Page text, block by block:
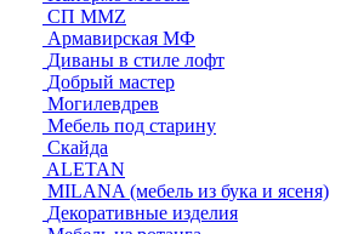
СП ММZ
Армавирская МФ
Диваны в стиле лофт
Добрый мастер
Могилевдрев
Мебель под старину
Скайда
ALETAN
MILANA (мебель из бука и ясеня)
Декоративные изделия